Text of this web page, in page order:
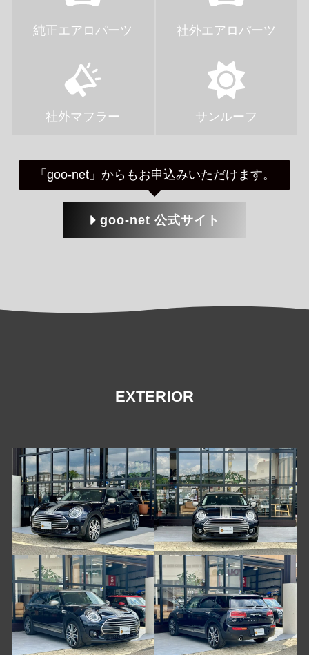
純正エアロパーツ 社外エアロパーツ
社外マフラー サンルーフ
「goo-net」からもお申込みいただけます。
goo-net 公式サイト
EXTERIOR